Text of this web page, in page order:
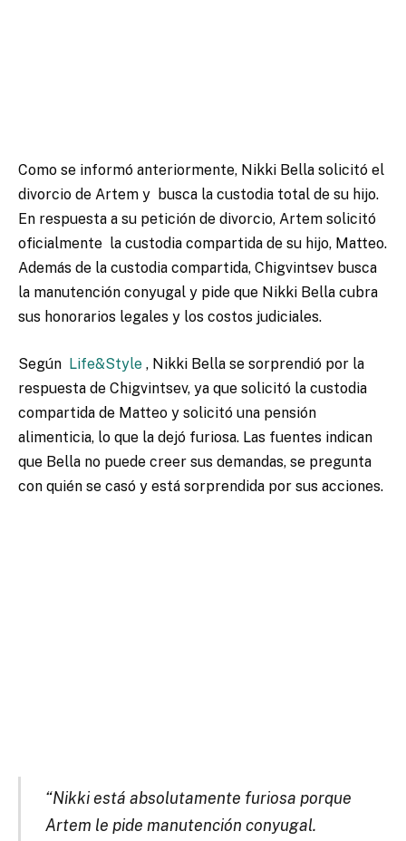
Como se informó anteriormente, Nikki Bella solicitó el
divorcio de Artem y busca la custodia total de su hijo.
En respuesta a su petición de divorcio, Artem solicitó
oficialmente la custodia compartida de su hijo, Matteo.
Además de la custodia compartida, Chigvintsev busca
la manutención conyugal y pide que Nikki Bella cubra
sus honorarios legales y los costos judiciales.
Según Life&Style , Nikki Bella se sorprendió por la
respuesta de Chigvintsev, ya que solicitó la custodia
compartida de Matteo y solicitó una pensión
alimenticia, lo que la dejó furiosa. Las fuentes indican
que Bella no puede creer sus demandas, se pregunta
con quién se casó y está sorprendida por sus acciones.
“Nikki está absolutamente furiosa porque
Artem le pide manutención conyugal.